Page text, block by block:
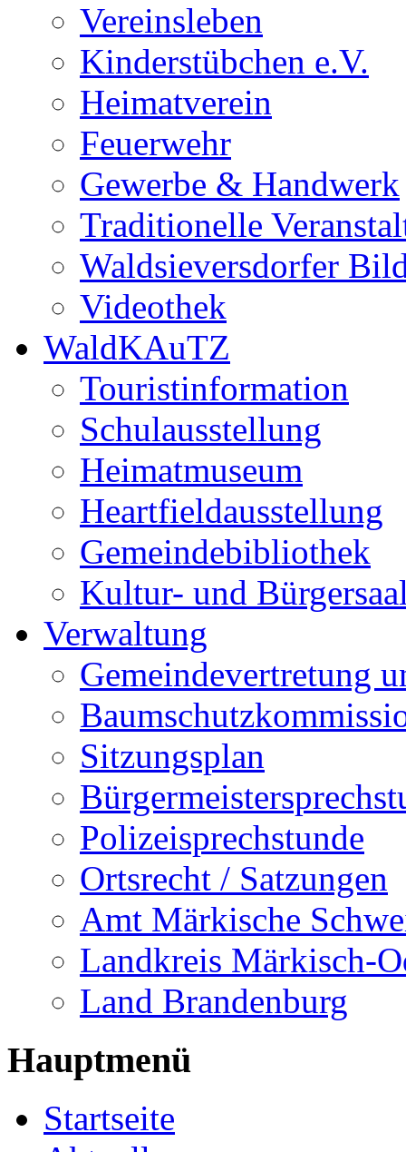
Vereinsleben
Kinderstübchen e.V.
Heimatverein
Feuerwehr
Gewerbe & Handwerk
Traditionelle
Waldsieversdorfer
Videothek
WaldKAuTZ
Touristinformation
Schulausstellung
Heimatmuseum
Heartfieldausstellung
Gemeindebibliothek
Kultur- und
Verwaltung
Gemeindevertretung
Sitzungsplan
Polizeisprechstunde
Ortsrecht / Satzungen
Amt Märkische
Landkreis Märkisch-
Land Brandenburg
Hauptmenü
Startseite